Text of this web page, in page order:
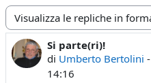
Modalità visualizzazione
Si parte(ri)!
di Umberto Bertolini -
14:16
Numero di risposte: 0